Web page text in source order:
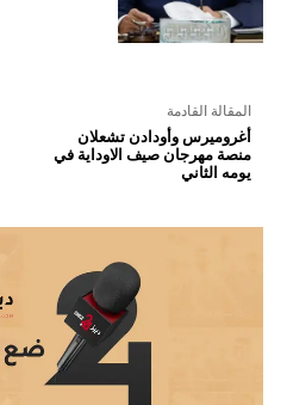
المقالة القادمة
أغروميرس وأودادن تشعلان
منصة مهرجان صيف الاوداية في
يومه الثاني